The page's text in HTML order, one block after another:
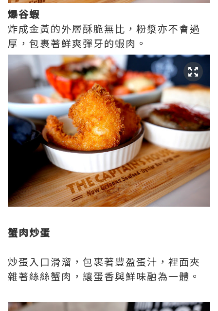
爆谷蝦
炸成金黃的外層酥脆無比，粉漿亦不會過
厚，包裹著鮮爽彈牙的蝦肉。
蟹肉炒蛋
炒蛋入口滑溜，包裹著豐盈蛋汁，裡面夾
雜著絲絲蟹肉，讓蛋香與鮮味融為一體。